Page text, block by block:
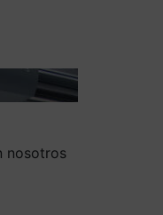
nosotros